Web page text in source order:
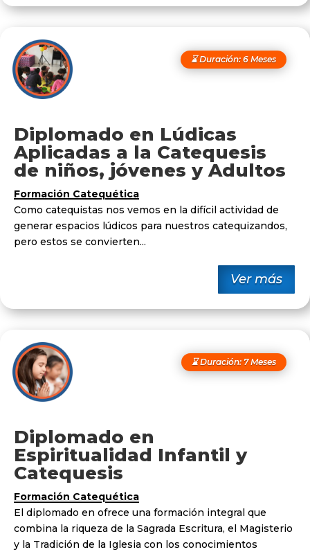
⌛ Duración: 6 Meses
Diplomado en Lúdicas
Aplicadas a la Catequesis
de niños, jóvenes y Adultos
Formación Catequética
Como catequistas nos vemos en la difícil actividad de
generar espacios lúdicos para nuestros catequizandos,
pero estos se convierten...
Ver más
⌛ Duración: 7 Meses
Diplomado en
Espiritualidad Infantil y
Catequesis
Formación Catequética
El diplomado en ofrece una formación integral que
combina la riqueza de la Sagrada Escritura, el Magisterio
y la Tradición de la Iglesia con los conocimientos